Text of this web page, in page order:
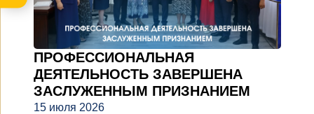
ПРОФЕССИОНАЛЬНАЯ
ДЕЯТЕЛЬНОСТЬ ЗАВЕРШЕНА
ЗАСЛУЖЕННЫМ ПРИЗНАНИЕМ
15 июля 2026